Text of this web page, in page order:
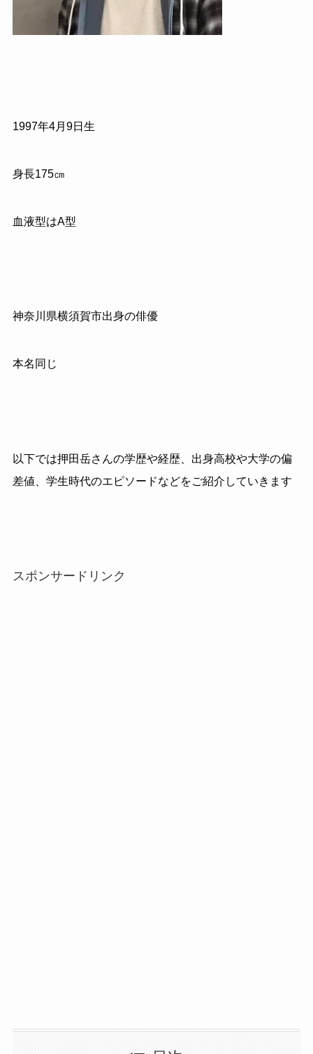
1997年4月 9日生
身長175㎝
血液型はA型
神奈川県横須賀市出身の俳優
本名同じ
以下では押田岳さんの学歴や経歴、出身高校や大学の偏
差値、学生時代のエピソードなどをご紹介していきます
スポンサードリンク